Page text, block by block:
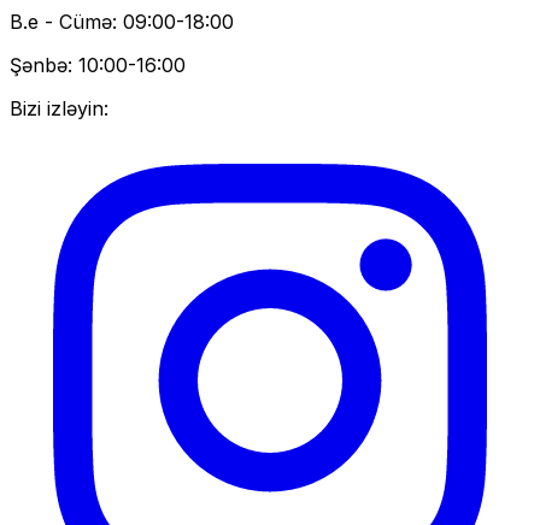
B.e - Cümə: 09:00-18:00
Şənbə: 10:00-16:00
Bizi izləyin: